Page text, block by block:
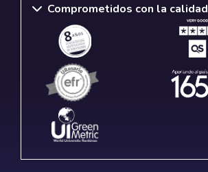
Comprometidos con la calidad